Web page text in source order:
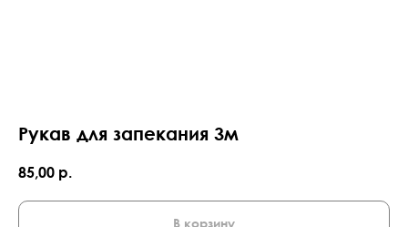
Рукав для запекания 3м
85,00 р.
В корзину